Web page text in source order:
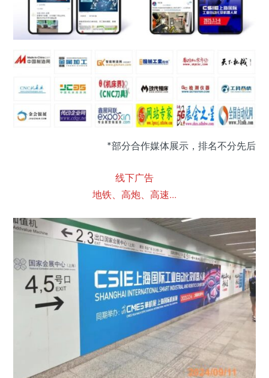
*部分合作媒体展示，排名不分先后
线下广告
地铁、高炮、高速...